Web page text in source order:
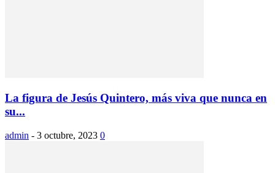
La figura de Jesús Quintero, más viva que nunca en
su...
admin - 3 octubre, 2023 0